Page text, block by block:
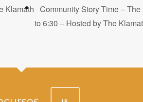
Klamath Community Story Time –
to 6:30 – Hosted by The